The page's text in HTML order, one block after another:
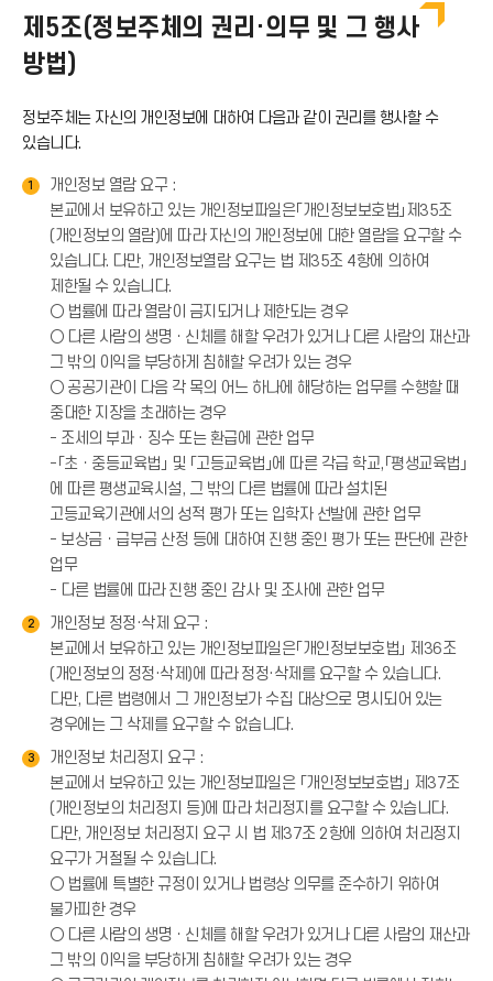
제5조(정보주체의 권리·의무 및 그 행사
방법)
정보주체는 자신의 개인정보에 대하여 다음과 같이 권리를 행사할 수
있습니다.
1
개인정보 열람 요구 :
본교에서 보유하고 있는 개인정보파일은「개인정보보호법」제35조
(개인정보의 열람)에 따라 자신의 개인정보에 대한 열람을 요구할 수
있습니다. 다만, 개인정보열람 요구는 법 제35조 4항에 의하여
제한될 수 있습니다.
○ 법률에 따라 열람이 금지되거나 제한되는 경우
○ 다른 사람의 생명ㆍ신체를 해할 우려가 있거나 다른 사람의 재산과
그 밖의 이익을 부당하게 침해할 우려가 있는 경우
○ 공공기관이 다음 각 목의 어느 하나에 해당하는 업무를 수행할 때
중대한 지장을 초래하는 경우
- 조세의 부과ㆍ징수 또는 환급에 관한 업무
-「초ㆍ중등교육법」 및 「고등교육법」에 따른 각급 학교,「평생교육법」
에 따른 평생교육시설, 그 밖의 다른 법률에 따라 설치된
고등교육기관에서의 성적 평가 또는 입학자 선발에 관한 업무
- 보상금ㆍ급부금 산정 등에 대하여 진행 중인 평가 또는 판단에 관한
업무
- 다른 법률에 따라 진행 중인 감사 및 조사에 관한 업무
2
개인정보 정정·삭제 요구 :
본교에서 보유하고 있는 개인정보파일은「개인정보보호법」 제36조
(개인정보의 정정·삭제)에 따라 정정·삭제를 요구할 수 있습니다.
다만, 다른 법령에서 그 개인정보가 수집 대상으로 명시되어 있는
경우에는 그 삭제를 요구할 수 없습니다.
3
개인정보 처리정지 요구 :
본교에서 보유하고 있는 개인정보파일은 「개인정보보호법」 제37조
(개인정보의 처리정지 등)에 따라 처리정지를 요구할 수 있습니다.
다만, 개인정보 처리정지 요구 시 법 제37조 2항에 의하여 처리정지
요구가 거절될 수 있습니다.
○ 법률에 특별한 규정이 있거나 법령상 의무를 준수하기 위하여
불가피한 경우
○ 다른 사람의 생명ㆍ신체를 해할 우려가 있거나 다른 사람의 재산과
그 밖의 이익을 부당하게 침해할 우려가 있는 경우